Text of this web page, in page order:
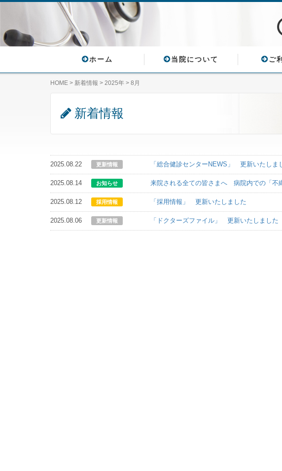
ホーム 当院について ご
HOME > 新着情報 > 2025年 > 8月
新着情報
2025.08.22 更新情報 「総合健診センターNEWS」 更新いたしま
2025.08.14 お知らせ 来院される全ての皆さまへ 病院内での「不
2025.08.12 採用情報 「採用情報」 更新いたしました
2025.08.06 更新情報 「ドクターズファイル」 更新いたしました